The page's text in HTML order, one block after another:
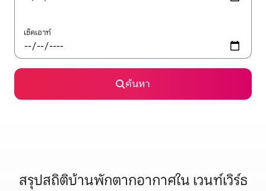
เช็คเอาท์
ค้นหา
สรุปสถิติบ้านพักตากอากาศใน เวนท์เวิร์ธ